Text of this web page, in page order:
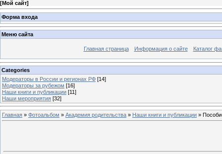
[Мой сайт]
Форма входа
Меню сайта
Главная страница Информация о сайте Каталог
Categories
Модераторы в России и регионах РФ [14]
Модераторы за рубежом [16]
Наши книги и публикации [11]
Наши мероприятия [32]
Главная » Фотоальбом » Академия родительства » Наши книги и публикации »